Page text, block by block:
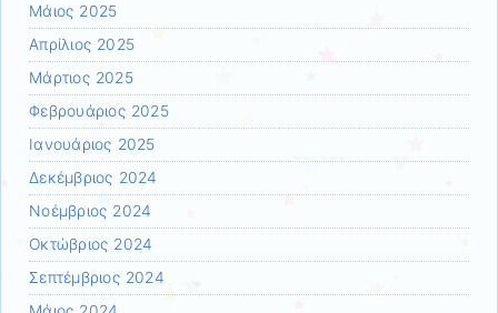
Μάιος 2025
Απρίλιος 2025
Μάρτιος 2025
Φεβρουάριος 2025
Ιανουάριος 2025
Δεκέμβριος 2024
Νοέμβριος 2024
Οκτώβριος 2024
Σεπτέμβριος 2024